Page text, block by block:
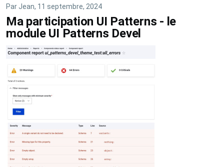
UI
Icons
Par Jean, 11 septembre, 2024
Ma participation UI Patterns - le
module UI Patterns Devel